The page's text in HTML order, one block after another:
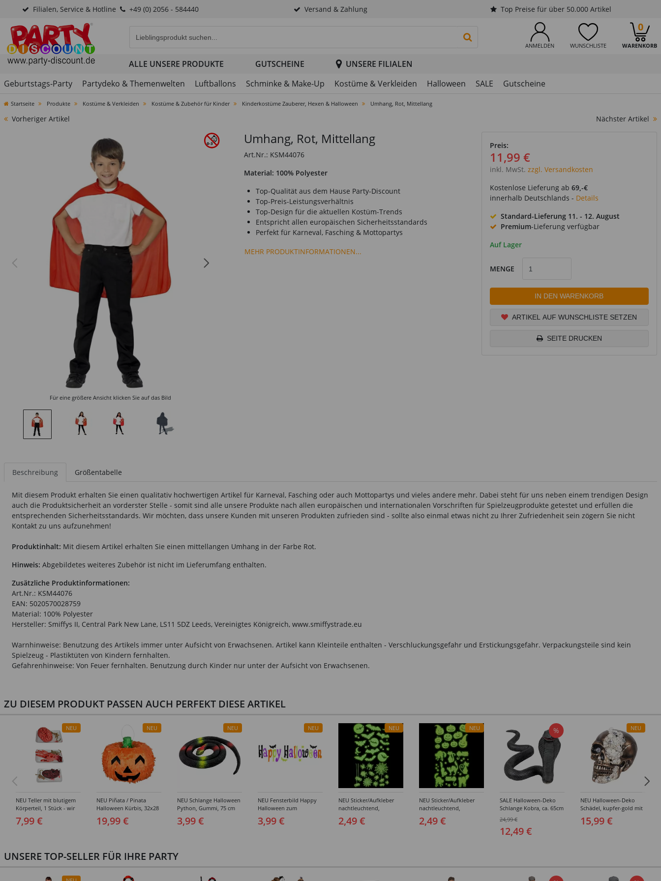
Filialen, Service & Hotline +49 (0) 2056 - 584440 Versand & Zahlung Top Preise für über 50.000 Artikel
ANMELDEN WUNSCHLISTE WARENKORB
0
PRODUKTSUCHE STARTEN
ALLE UNSERE PRODUKTE GUTSCHEINE
UNSERE FILIALEN
Geburtstags-Party
Partydeko & Themenwelten Luftballons Schminke & Make-Up Kostüme & Verkleiden Halloween SALE Gutscheine
Startseite Produkte Kostüme & Verkleiden Kostüme & Zubehör für Kinder Kinderkostüme Zauberer, Hexen & Halloween Umhang, Rot, Mittellang
Vorheriger Artikel Nächster Artikel
Für eine größere Ansicht klicken Sie auf das Bild
Umhang, Rot, Mittellang
Art.Nr.: KSM44076
Material: 100% Polyester
Top-Qualität aus dem Hause Party-Discount
Top-Preis-Leistungsverhältnis
Top-Design für die aktuellen Kostüm-Trends
Entspricht allen europäischen Sicherheitsstandards
Perfekt für Karneval, Fasching & Mottopartys
MEHR PRODUKTINFORMATIONEN...
Preis:
11,99 €
inkl. MwSt. zzgl. Versandkosten
Kostenlose Lieferung ab 69,-€
innerhalb Deutschlands - Details
Standard-Lieferung 11. - 12. August
Premium-Lieferung verfügbar
Auf Lager
MENGE
IN DEN WARENKORB
ARTIKEL AUF WUNSCHLISTE SETZEN
SEITE DRUCKEN
Beschreibung Größentabelle
Mit diesem Produkt erhalten Sie einen qualitativ hochwertigen Artikel für Karneval, Fasching oder auch Mottopartys und vieles andere mehr. Dabei steht für uns neben einem trendigen Design
auch die Produktsicherheit an vorderster Stelle - somit sind alle unsere Produkte nach allen europäischen und internationalen Vorschriften für Spielzeugprodukte getestet und erfüllen die
entsprechenden Sicherheitsstandards. Wir möchten, dass unsere Kunden mit unseren Produkten zufrieden sind - sollte also einmal etwas nicht zu Ihrer Zufriedenheit sein zögern Sie nicht
Kontakt zu uns aufzunehmen!
Produktinhalt: Mit diesem Artikel erhalten Sie einen mittellangen Umhang in der Farbe Rot.
Hinweis: Abgebildetes weiteres Zubehör ist nicht im Lieferumfang enthalten.
Zusätzliche Produktinformationen:
Art.Nr.: KSM44076
EAN: 5020570028759
Material: 100% Polyester
Hersteller: Smiffys II, Central Park New Lane, LS11 5DZ Leeds, Vereinigtes Königreich, www.smiffystrade.eu
Warnhinweise: Benutzung des Artikels immer unter Aufsicht von Erwachsenen. Artikel kann Kleinteile enthalten - Verschluckungsgefahr und Erstickungsgefahr. Verpackungsteile sind kein
Spielzeug - Plastiktüten von Kindern fernhalten.
Gefahrenhinweise: Von Feuer fernhalten. Benutzung durch Kinder nur unter der Aufsicht von Erwachsenen.
ZU DIESEM PRODUKT PASSEN AUCH PERFEKT DIESE ARTIKEL
NEU
NEU Teller mit blutigem
Körperteil, 1 Stück - wir
wählen für Sie aus ob
Herz oder Hand oder
7,99 €
NEU
NEU Piñata / Pinata
Halloween Kürbis, 32x28
cm, mit Schlaufe zum
Aufhängen
19,99 €
NEU
NEU Schlange Halloween
Python, Gummi, 75 cm
3,99 €
NEU
NEU Fensterbild Happy
Halloween zum
Ankleben, 50x15cm
3,99 €
NEU
NEU Sticker/Aufkleber
nachtleuchtend,
Halloween-Motive
Spinnen & Fledermäuse,
2,49 €
NEU
NEU Sticker/Aufkleber
nachtleuchtend,
Halloween-Motive
Katzen & Kürbis,
2,49 €
%
SALE Halloween-Deko
Schlange Kobra, ca. 65cm
lang, ca. 30cm hoch
24,99 €
12,49 €
NEU
NEU Halloween-Deko
Schädel, kupfer-gold mit
Perlen, ca. 16 x 15 x
21cm, Totenschädel
15,99 €
UNSERE TOP-SELLER FÜR IHRE PARTY